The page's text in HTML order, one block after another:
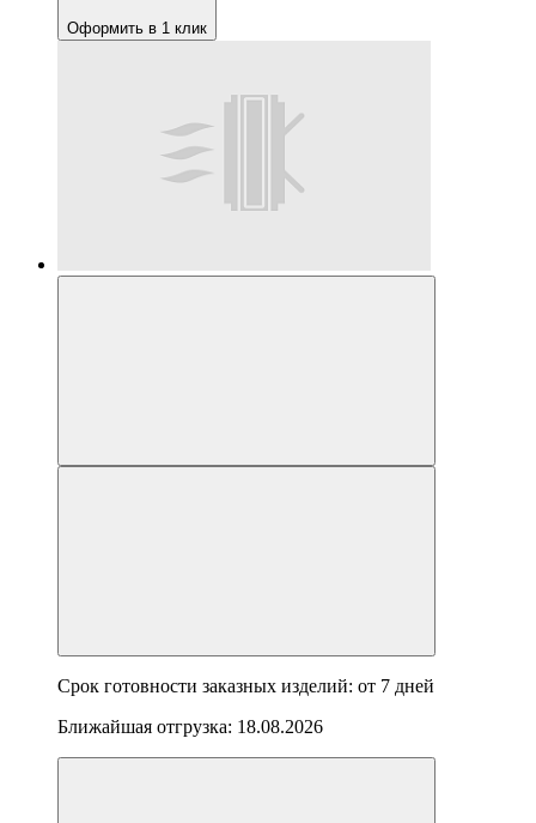
Оформить в 1 клик
Срок готовности заказных изделий: от 7 дней
Ближайшая отгрузка: 18.08.2026